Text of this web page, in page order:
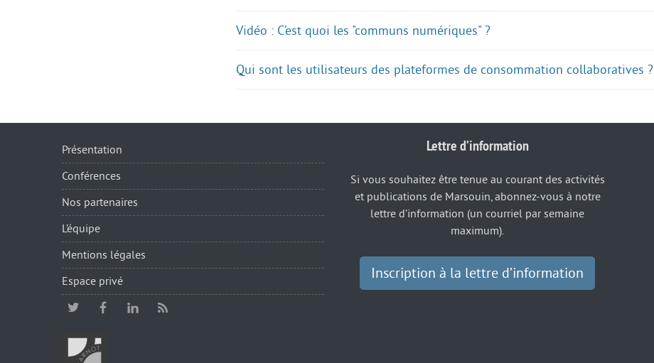
Vidéo : C’est quoi les "communs numériques" ?
Qui sont les utilisateurs des plateformes de consommation collaboratives ?
Présentation
Conférences
Nos partenaires
L’équipe
Mentions légales
Espace privé
Lettre d’information
Si vous souhaitez être tenue au courant des activités
et publications de Marsouin, abonnez-vous à notre
lettre d’information (un courriel par semaine
maximum).
Inscription à la lettre d’information